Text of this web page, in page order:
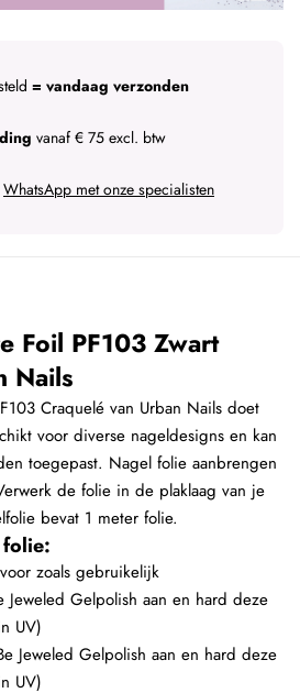
= vandaag verzonden
vanaf € 75 excl. btw
WhatsApp met onze specialisten
Foil PF103 Zwart
Nails
Craquelé van Urban Nails doet
voor diverse nageldesigns en kan
toegepast. Nagel folie aanbrengen
de folie in de plaklaag van je
bevat 1 meter folie.
zoals gebruikelijk
Jeweled Gelpolish aan en hard deze
UV)
Jeweled Gelpolish aan en hard deze
UV)